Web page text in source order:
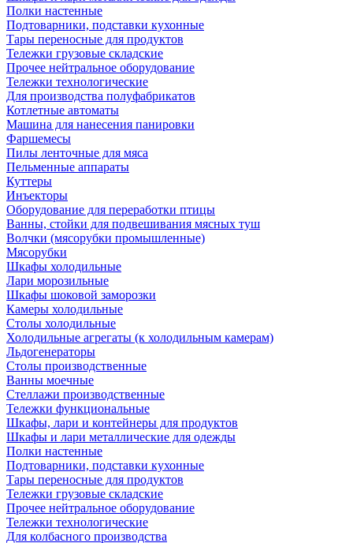
Полки настенные
Подтоварники, подставки кухонные
Тары переносные для продуктов
Тележки грузовые складские
Прочее нейтральное оборудование
Тележки технологические
Для производства полуфабрикатов
Котлетные автоматы
Машина для нанесения панировки
Фаршемесы
Пилы ленточные для мяса
Пельменные аппараты
Куттеры
Инъекторы
Оборудование для переработки птицы
Ванны, стойки для подвешивания мясных туш
Волчки (мясорубки промышленные)
Мясорубки
Шкафы холодильные
Лари морозильные
Шкафы шоковой заморозки
Камеры холодильные
Столы холодильные
Холодильные агрегаты (к холодильным камерам)
Льдогенераторы
Столы производственные
Ванны моечные
Стеллажи производственные
Тележки функциональные
Шкафы, лари и контейнеры для продуктов
Шкафы и лари металлические для одежды
Полки настенные
Подтоварники, подставки кухонные
Тары переносные для продуктов
Тележки грузовые складские
Прочее нейтральное оборудование
Тележки технологические
Для колбасного производства